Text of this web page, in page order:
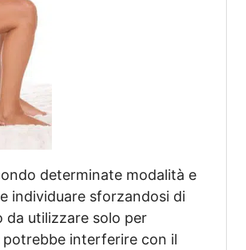
determinate modalità e
individuare sforzandosi di
da utilizzare solo per
interferire con il